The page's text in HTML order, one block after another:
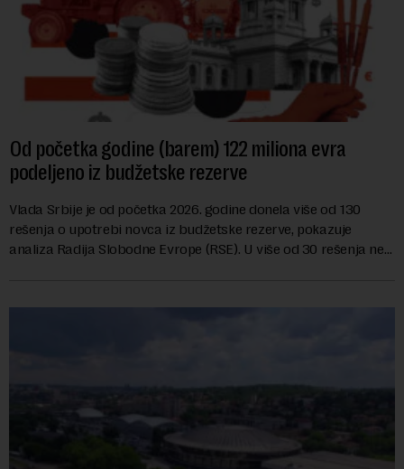
Od početka godine (barem) 122 miliona evra
podeljeno iz budžetske rezerve
Vlada Srbije je od početka 2026. godine donela više od 130
rešenja o upotrebi novca iz budžetske rezerve, pokazuje
analiza Radija Slobodne Evrope (RSE). U više od 30 rešenja ne